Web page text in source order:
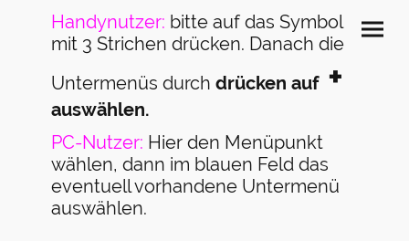
Handynutzer: bitte auf das Symbol
mit 3 Strichen drücken. Danach die
Untermenüs durch drücken auf+
auswählen.
PC-Nutzer: Hier den Menüpunkt
wählen, dann im blauen Feld das
eventuell vorhandene Untermenü
auswählen.